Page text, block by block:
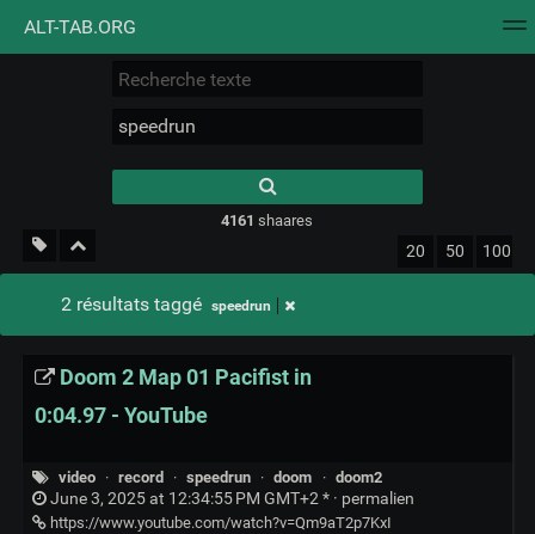
ALT-TAB.ORG
Nuage de tags Mur d'images
results.
4161 shaares
20 50 100
2 résultats taggé speedrun
Doom 2 Map 01 Pacifist in
0:04.97 - YouTube
video · record · speedrun · doom · doom2
June 3, 2025 at 12:34:55 PM GMT+2 * · permalien
https://www.youtube.com/watch?v=Qm9aT2p7KxI